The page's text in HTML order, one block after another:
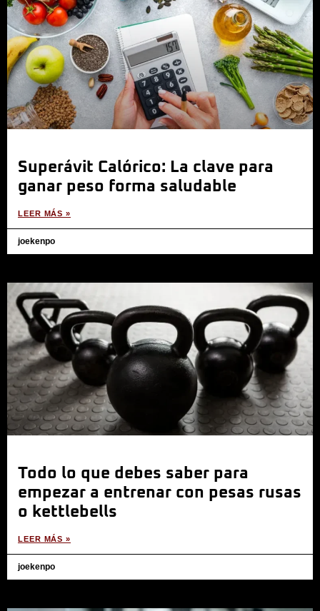
Superávit Calórico: La clave para
ganar peso forma saludable
LEER MÁS »
joekenpo
Todo lo que debes saber para
empezar a entrenar con pesas rusas
o kettlebells
LEER MÁS »
joekenpo